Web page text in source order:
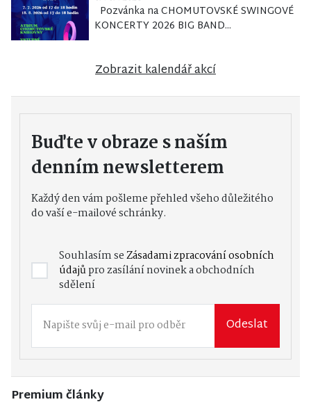
Pozvánka na CHOMUTOVSKÉ SWINGOVÉ
KONCERTY 2026 BIG BAND...
Zobrazit kalendář akcí
Buďte v obraze s naším
denním newsletterem
Každý den vám pošleme přehled všeho důležitého
do vaší e-mailové schránky.
Souhlasím seZásadami zpracování osobních
údajůpro zasílání novinek a obchodních
sdělení
Odeslat
Premium články